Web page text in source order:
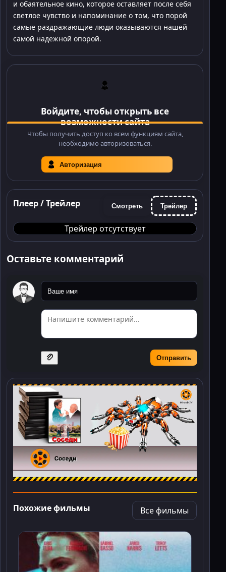
и обаятельное кино, которое оставляет после себя
светлое чувство и напоминание о том, что порой
самые раздражающие люди оказываются нашей
самой надежной опорой.
Войдите, чтобы открыть все
возможности сайта
Чтобы получить доступ ко всем функциям сайта,
необходимо авторизоваться.
Авторизация
Плеер / Трейлер Смотреть Трейлер
Трейлер отсутствует
Оставьте комментарий
Отправить
Похожие фильмы Все фильмы